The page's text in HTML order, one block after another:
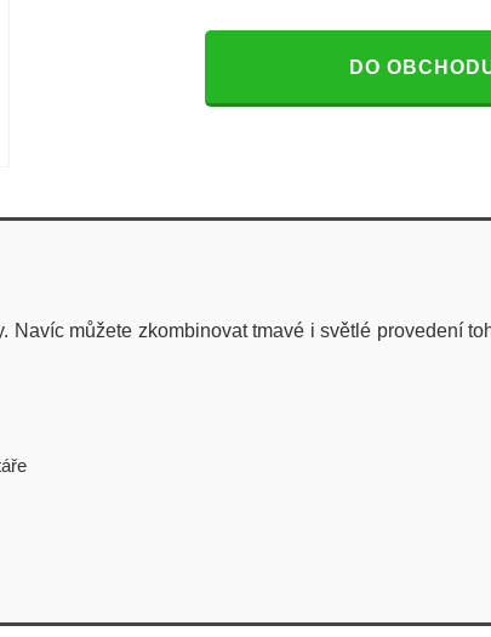
DO
můžete zkombinovat tmavé i světlé provedení